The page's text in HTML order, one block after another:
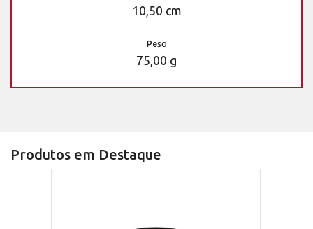
10,50 cm
Peso
75,00 g
Produtos em Destaque